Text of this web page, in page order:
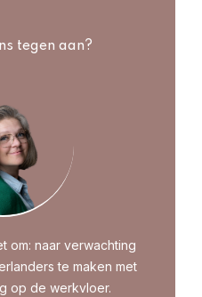
tegen aan?
om: naar verwachting
te maken met
op de werkvloer.